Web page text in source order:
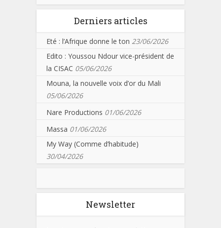
Derniers articles
Eté : l’Afrique donne le ton 23/06/2026
Edito : Youssou Ndour vice-président de
la CISAC 05/06/2026
Mouna, la nouvelle voix d’or du Mali
05/06/2026
Nare Productions 01/06/2026
Massa 01/06/2026
My Way (Comme d’habitude)
30/04/2026
Newsletter